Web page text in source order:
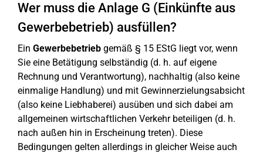
Wer muss die Anlage G (Einkünfte aus
Gewerbebetrieb) ausfüllen?
Ein Gewerbebetrieb gemäß § 15 EStG liegt vor, wenn
Sie eine Betätigung selbständig (d. h. auf eigene
Rechnung und Verantwortung), nachhaltig (also keine
einmalige Handlung) und mit Gewinnerzielungsabsicht
(also keine Liebhaberei) ausüben und sich dabei am
allgemeinen wirtschaftlichen Verkehr beteiligen (d. h.
nach außen hin in Erscheinung treten). Diese
Bedingungen gelten allerdings in gleicher Weise auch